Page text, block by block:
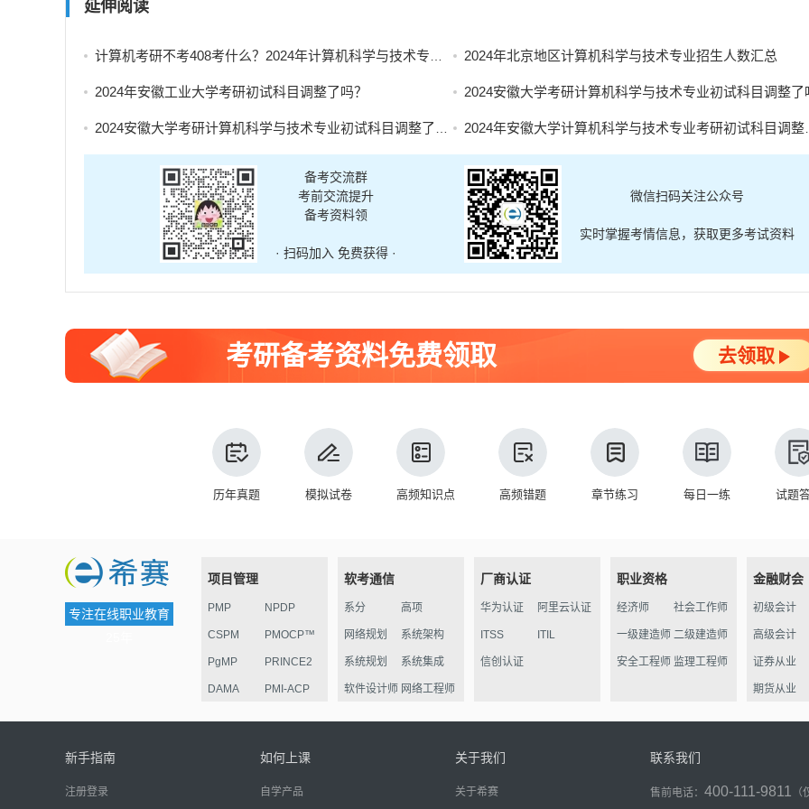
延伸阅读
计算机考研不考408考什么？2024年计算机科学与技术专业自命题考试科目汇总 2024年北京地区计算机科学与技术专业招生人数汇总
2024年安徽工业大学考研初试科目调整了吗？ 2024安徽大学考研计算机科学与技术专业初试科目调整了
2024安徽大学考研计算机科学与技术专业初试科目调整了吗？ 2024年安徽大学计算机科学与技术专业考研初试科目调整了吗？
备考交流群
考前交流提升
备考资料领
· 扫码加入 免费获得 ·
微信扫码关注公众号
实时掌握考情信息，获取更多考试资料
考研备考资料免费领取 去领取
历年真题 模拟试卷 高频知识点 高频错题 章节练习 每日一练 试题
专注在线职业教育
项目管理
PMP NPDP
CSPM PMOCP™
PgMP PRINCE2
DAMA PMI-ACP
软考通信
系分 高项
网络规划 系统架构
系统规划 系统集成
软件设计师 网络工程师
厂商认证
华为认证 阿里云认证
ITSS ITIL
信创认证
职业资格
经济师 社会工作师
一级建造师 二级建造师
安全工程师 监理工程师
金融财会
初级会计
高级会计
证券从业
期货从业
新手指南
注册登录
如何上课
自学产品
关于我们
关于希赛
联系我们
售前电话： 400-111-9811